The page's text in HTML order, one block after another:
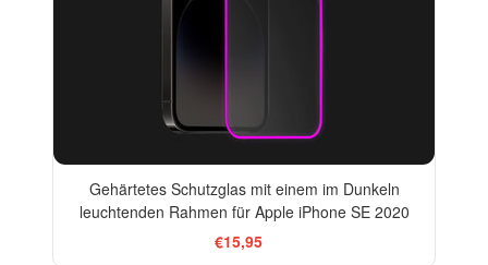
Gehärtetes Schutzglas mit einem im Dunkeln
leuchtenden Rahmen für Apple iPhone SE 2020
€15,95